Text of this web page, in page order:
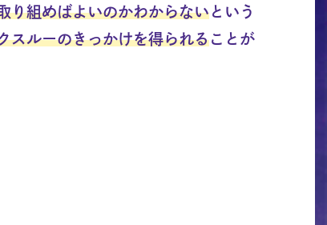
り組めばよいのかわからないという
スルーのきっかけを得られることが